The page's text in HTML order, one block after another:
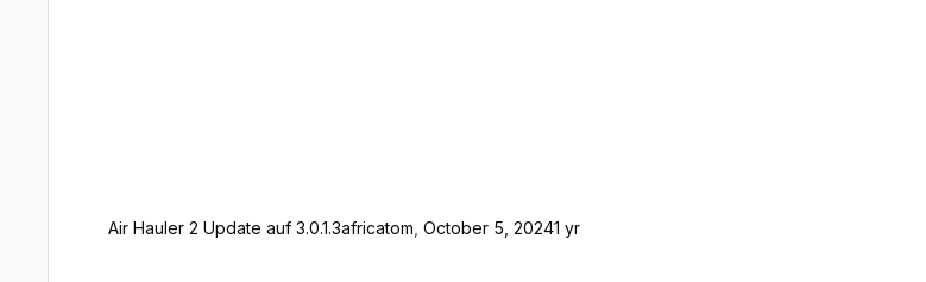
Air Hauler 2 Update auf 3.0.1.3africatom ,October 5, 20241 yr